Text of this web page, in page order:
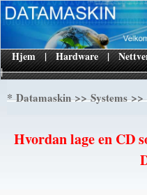
|
Hjem | Hardware |
*Datamaskin>>Systems>>
Hvordan lage en CD